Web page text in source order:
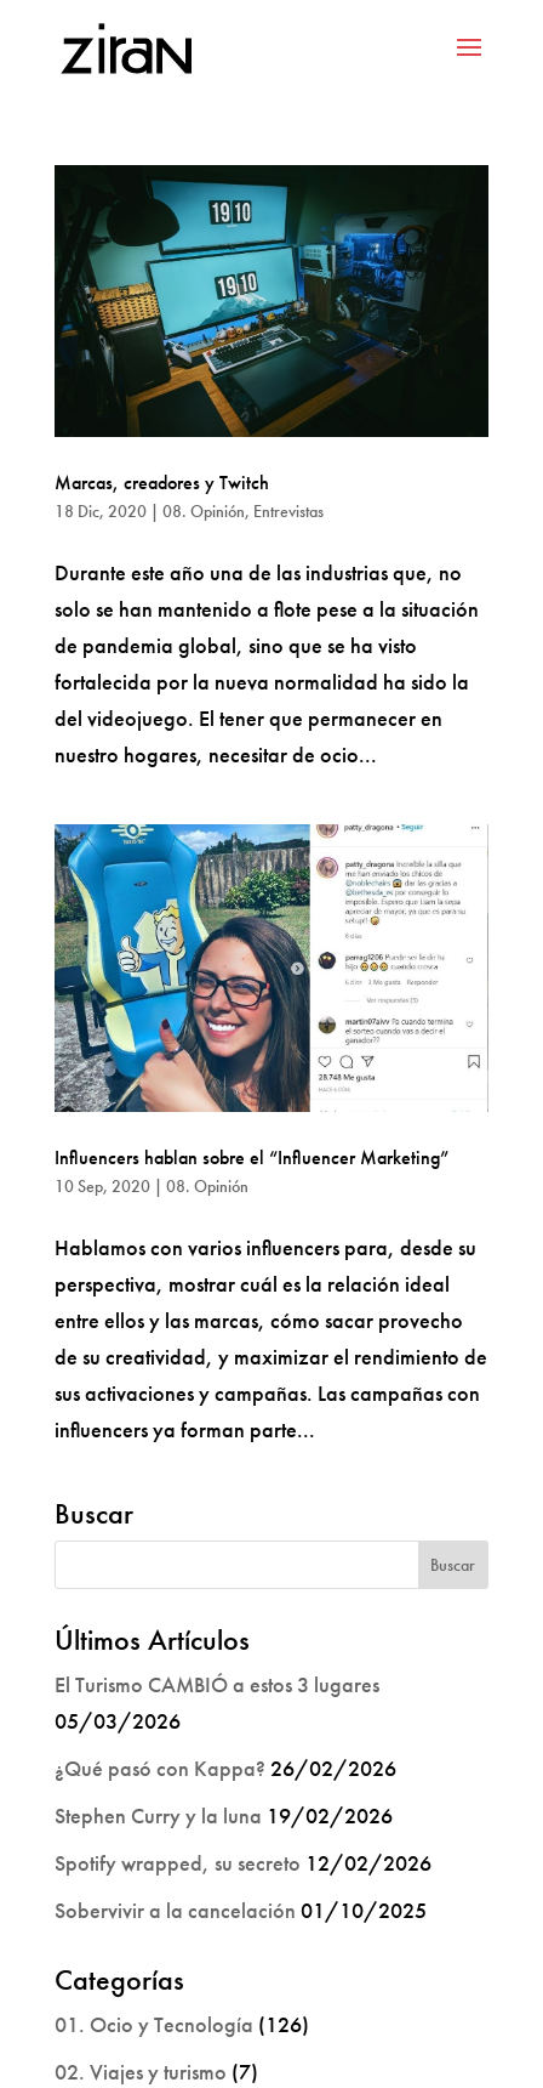
Marcas, creadores y Twitch
18 Dic, 2020| 08. Opinión, Entrevistas
Durante este año una de las industrias que, no
solo se han mantenido a flote pese a la situación
de pandemia global, sino que se ha visto
fortalecida por la nueva normalidad ha sido la
del videojuego. El tener que permanecer en
nuestro hogares, necesitar de ocio...
Influencers hablan sobre el “Influencer Marketing”
10 Sep, 2020| 08. Opinión
Hablamos con varios influencers para, desde su
perspectiva, mostrar cuál es la relación ideal
entre ellos y las marcas, cómo sacar provecho
de su creatividad, y maximizar el rendimiento de
sus activaciones y campañas. Las campañas con
influencers ya forman parte...
Buscar
Últimos Artículos
El Turismo CAMBIÓ a estos 3 lugares
05/03/2026
¿Qué pasó con Kappa? 26/02/2026
Stephen Curry y la luna 19/02/2026
Spotify wrapped, su secreto 12/02/2026
Sobervivir a la cancelación 01/10/2025
Categorías
01. Ocio y Tecnología (126)
02. Viajes y turismo (7)